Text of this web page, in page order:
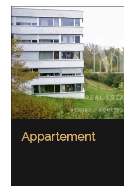
Appartement